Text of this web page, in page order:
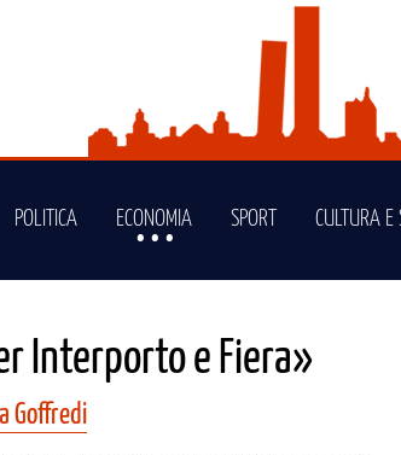
POLITICA ECONOMIA SPORT CULTURA E
Interporto e Fiera»
Goffredi